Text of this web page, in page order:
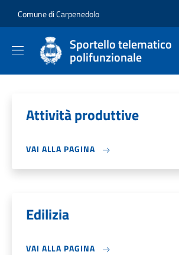
Comune di Carpenedolo
Sportello telematico
polifunzionale
Attività produttive
VAI ALLA PAGINA
Edilizia
VAI ALLA PAGINA